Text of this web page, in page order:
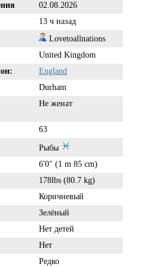
02.08.2026
13 ч назад
Lovetoallnations
United Kingdom
England
Durham
Не женат
63
Рыбы
6'0" (1 m 85 cm)
178lbs (80.7 kg)
Коричневый
Зелёный
Нет детей
Нет
Редко